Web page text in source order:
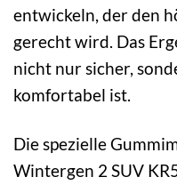
entwickeln, der den
gerecht wird. Das
nicht nur sicher,
komfortabel ist.
Die spezielle
Wintergen 2 SUV